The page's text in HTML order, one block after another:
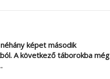
képet második
A következő táborokba még